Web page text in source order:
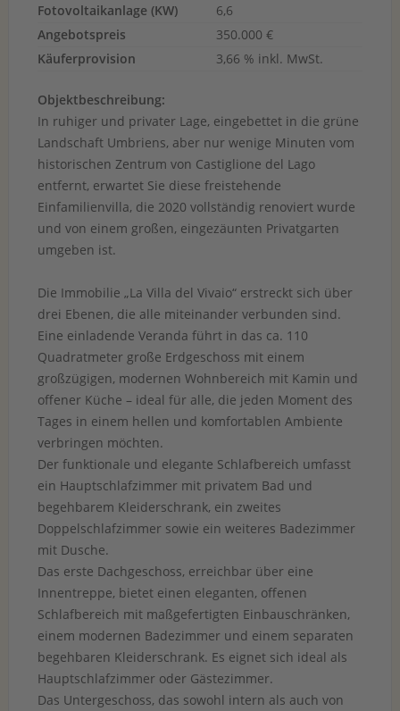
Fotovoltaikanlage (KW)
6,6
Angebotspreis
350.000 €
Käuferprovision
3,66 % inkl. MwSt.
Objektbeschreibung:
In ruhiger und privater Lage, eingebettet in die grüne
Landschaft Umbriens, aber nur wenige Minuten vom
historischen Zentrum von Castiglione del Lago
entfernt, erwartet Sie diese freistehende
Einfamilienvilla, die 2020 vollständig renoviert wurde
und von einem großen, eingezäunten Privatgarten
umgeben ist.
Die Immobilie „La Villa del Vivaio“ erstreckt sich über
drei Ebenen, die alle miteinander verbunden sind.
Eine einladende Veranda führt in das ca. 110
Quadratmeter große Erdgeschoss mit einem
großzügigen, modernen Wohnbereich mit Kamin und
offener Küche – ideal für alle, die jeden Moment des
Tages in einem hellen und komfortablen Ambiente
verbringen möchten.
Der funktionale und elegante Schlafbereich umfasst
ein Hauptschlafzimmer mit privatem Bad und
begehbarem Kleiderschrank, ein zweites
Doppelschlafzimmer sowie ein weiteres Badezimmer
mit Dusche.
Das erste Dachgeschoss, erreichbar über eine
Innentreppe, bietet einen eleganten, offenen
Schlafbereich mit maßgefertigten Einbauschränken,
einem modernen Badezimmer und einem separaten
begehbaren Kleiderschrank. Es eignet sich ideal als
Hauptschlafzimmer oder Gästezimmer.
Das Untergeschoss, das sowohl intern als auch von